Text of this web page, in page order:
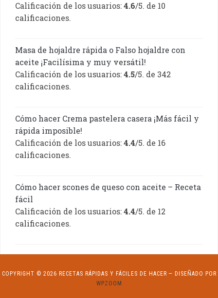
Calificación de los usuarios:4.6/5. de 10
calificaciones.
Masa de hojaldre rápida o Falso hojaldre con
aceite ¡Facilísima y muy versátil!
Calificación de los usuarios:4.5/5. de 342
calificaciones.
Cómo hacer Crema pastelera casera ¡Más fácil y
rápida imposible!
Calificación de los usuarios:4.4/5. de 16
calificaciones.
Cómo hacer scones de queso con aceite – Receta
fácil
Calificación de los usuarios:4.4/5. de 12
calificaciones.
COPYRIGHT © 2026 RECETAS RÁPIDAS Y FÁCILES DE HACER — DISEÑADO POR
WPZOOM